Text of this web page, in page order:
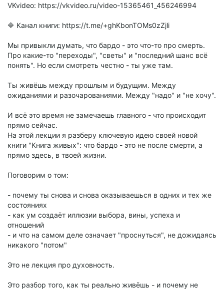
VKvideo: https://vkvideo.ru/video-15365461_456246994
🔷 Канал книги: https://t.me/+ghKbonTOMs0zZjli
Мы привыкли думать, что бардо - это что-то про смерть.
Про какие-то "переходы", "светы" и "последний шанс всё
понять". Но если смотреть честно - ты уже там.
Ты живёшь между прошлым и будущим. Между
ожиданиями и разочарованиями. Между "надо" и "не хочу".
И всё это время не замечаешь главного - что происходит
прямо сейчас.
На этой лекции я разберу ключевую идею своей новой
книги "Книга живых": что бардо - это не после смерти, а
прямо здесь, в твоей жизни.
Поговорим о том:
- почему ты снова и снова оказываешься в одних и тех же
состояниях
- как ум создаёт иллюзии выбора, вины, успеха и
отношений
- и что на самом деле означает "проснуться", не дожидаясь
никакого "потом"
Это не лекция про духовность.
Это разбор того, как ты реально живёшь - и почему не